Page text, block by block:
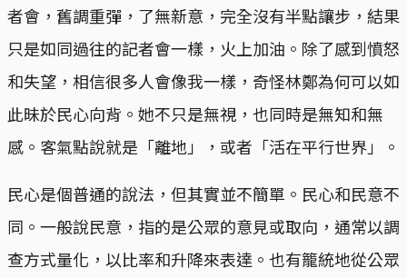
者會，舊調重彈，了無新意，完全沒有半點讓步，結果
只是如同過往的記者會一樣，火上加油。除了感到憤怒
和失望，相信很多人會像我一樣，奇怪林鄭為何可以如
此昧於民心向背。她不只是無視，也同時是無知和無
感。客氣點說就是「離地」，或者「活在平行世界」。
​民心是個普通的說法，但其實並不簡單。民心和民意不
同。一般說民意，指的是公眾的意見或取向，通常以調
查方式量化，以比率和升降來表達。也有籠統地從公眾